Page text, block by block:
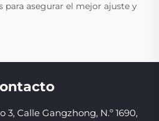
asegurar el mejor ajuste y
3, Calle Gangzhong, N.º 1690,